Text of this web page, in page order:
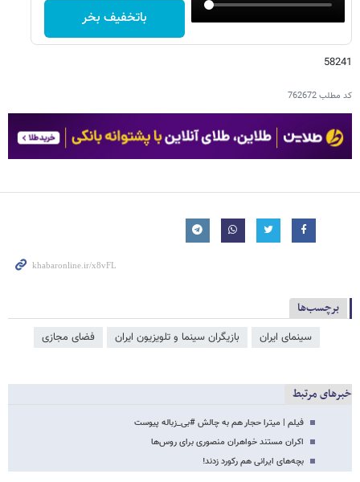
باتخفیف بخر
58241
کد مطلب762672
برچسب‌ها
سینمای ایران بازیگران سینما و تلویزیون ایران فضای مجازی
خبرهای مرتبط
فیلم | میترا حجار هم به چالش #بی_زباله پیوست
اکران مستند خواهران منصوری برای روس‌ها
بچه‌های ایرانی هم رکورد زدند!